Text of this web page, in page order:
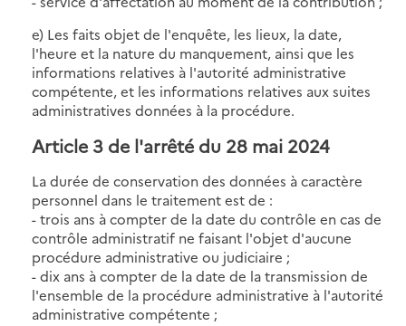
e) Les faits objet de l'enquête, les lieux, la date,
l'heure et la nature du manquement, ainsi que les
informations relatives à l'autorité administrative
compétente, et les informations relatives aux suites
administratives données à la procédure.
Article 3 de l'arrêté du 28 mai 2024
La durée de conservation des données à caractère
personnel dans le traitement est de :
- trois ans à compter de la date du contrôle en cas de
contrôle administratif ne faisant l'objet d'aucune
procédure administrative ou judiciaire ;
- dix ans à compter de la date de la transmission de
l'ensemble de la procédure administrative à l'autorité
administrative compétente ;